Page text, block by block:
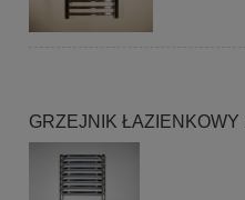
GRZEJNIK